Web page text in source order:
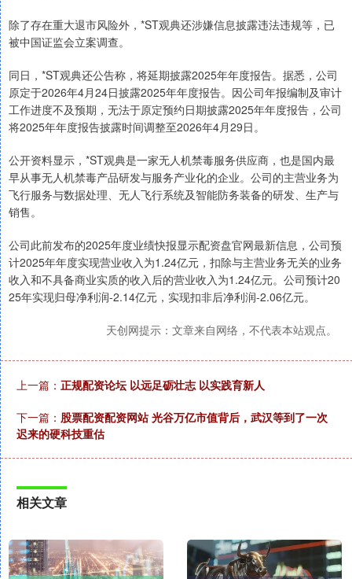
除了存在重大退市风险外，*ST观典还涉嫌信息披露违法违规等，已
被中国证监会立案调查。
同日，*ST观典还公告称，将延期披露2025年年度报告。据悉，公司
原定于2026年4月24日披露2025年年度报告。因公司年报编制及审计
工作进度不及预期，无法于原定预约日期披露2025年年度报告，公司
将2025年年度报告披露时间调整至2026年4月29日。
公开资料显示，*ST观典是一家无人机禁毒服务供应商，也是国内最
早从事无人机禁毒产品研发与服务产业化的企业。公司的主营业务为
飞行服务与数据处理、无人飞行系统及智能防务装备的研发、生产与
销售。
公司此前发布的2025年度业绩快报显示配资盘官网最新信息，公司预
计2025年年度实现营业收入为1.24亿元，扣除与主营业务无关的业务
收入和不具备商业实质的收入后的营业收入为1.24亿元。公司预计20
25年实现归母净利润-2.14亿元，实现扣非后净利润-2.06亿元。
天创网提示：文章来自网络，不代表本站观点。
上一篇： 正规配资论坛 以远足砺壮志 以实践育新人
下一篇： 股票配资配资网站 光谷万亿市值背后，武汉等到了一次
迟来的硬科技重估
相关文章